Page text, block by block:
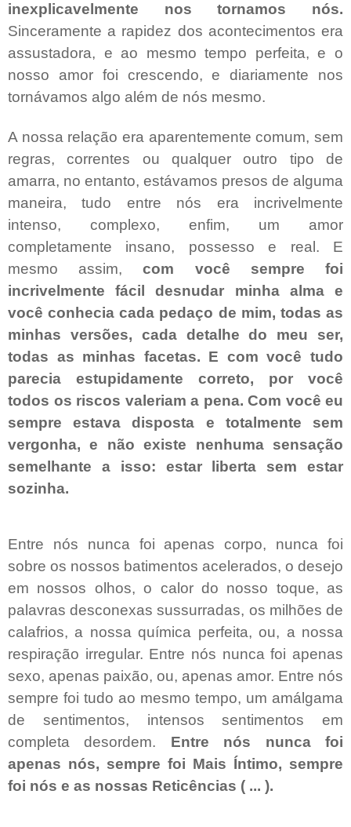
inexplicavelmente nos tornamos nós.
Sinceramente a rapidez dos acontecimentos era
assustadora, e ao mesmo tempo perfeita, e o
nosso amor foi crescendo, e diariamente nos
tornávamos algo além de nós mesmo.
A nossa relação era aparentemente comum, sem
regras, correntes ou qualquer outro tipo de
amarra, no entanto, estávamos presos de alguma
maneira, tudo entre nós era incrivelmente
intenso, complexo, enfim, um amor
completamente insano, possesso e real. E
mesmo assim,com você sempre foi
incrivelmente fácil desnudar minha alma e
você conhecia cada pedaço de mim, todas as
minhas versões, cada detalhe do meu ser,
todas as minhas facetas. E com você tudo
parecia estupidamente correto, por você
todos os riscos valeriam a pena. Com você eu
sempre estava disposta e totalmente sem
vergonha, e não existe nenhuma sensação
semelhante a isso: estar liberta sem estar
sozinha.
Entre nós nunca foi apenas corpo, nunca foi
sobre os nossos batimentos acelerados, o desejo
em nossos olhos, o calor do nosso toque, as
palavras desconexas sussurradas, os milhões de
calafrios, a nossa química perfeita, ou, a nossa
respiração irregular. Entre nós nunca foi apenas
sexo, apenas paixão, ou, apenas amor. Entre nós
sempre foi tudo ao mesmo tempo, um amálgama
de sentimentos, intensos sentimentos em
completa desordem. Entre nós nunca foi
apenas nós, sempre foi Mais Íntimo, sempre
foi nós e as nossas Reticências ( ... ).